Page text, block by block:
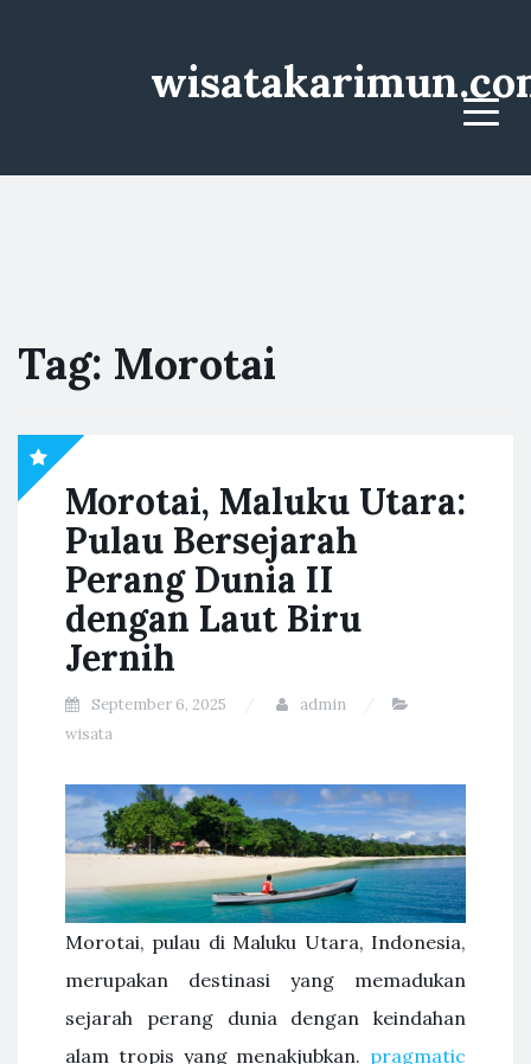
Menu
Tag: Morotai
Morotai, Maluku Utara:
Pulau Bersejarah
Perang Dunia II
dengan Laut Biru
Jernih
September 6, 2025
admin
wisata
Morotai, pulau di Maluku Utara, Indonesia,
merupakan destinasi yang memadukan
sejarah perang dunia dengan keindahan
alam tropis yang menakjubkan. pragmatic